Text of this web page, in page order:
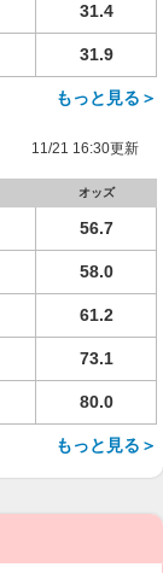
31.4
31.9
もっと見る＞
11/21 16:30更新
オッズ
56.7
58.0
61.2
73.1
80.0
もっと見る＞